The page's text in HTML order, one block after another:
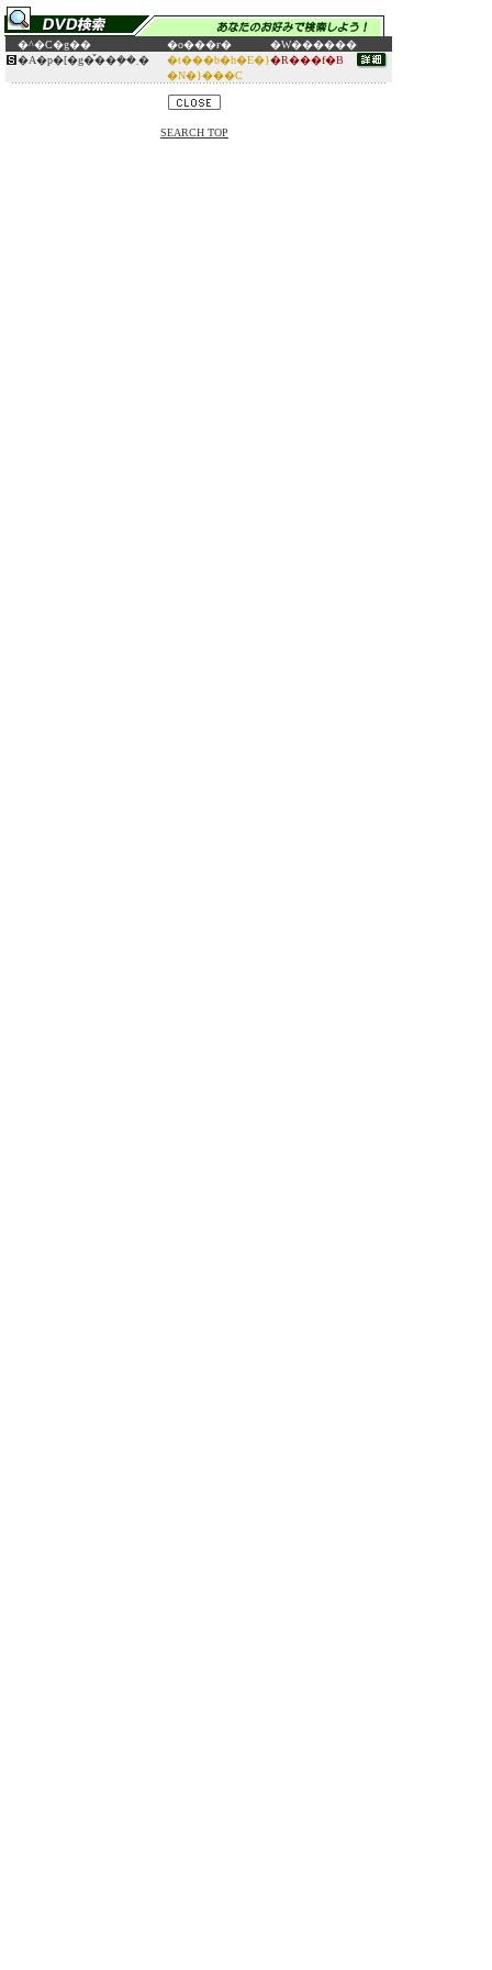
�^�C�g�� �o���ғ�
�W������
�A�p�[�g�̌��݂��܂�
�t���b�h�E�}
�N�}���C
�R���f�B
SEARCH TOP